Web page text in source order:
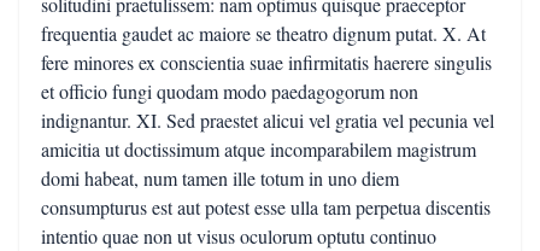
frequentia gaudet ac maiore se theatro dignum putat. X. At
fere minores ex conscientia suae infirmitatis haerere singulis
et officio fungi quodam modo paedagogorum non
indignantur. XI. Sed praestet alicui vel gratia vel pecunia vel
amicitia ut doctissimum atque incomparabilem magistrum
domi habeat, num tamen ille totum in uno diem
consumpturus est aut potest esse ulla tam perpetua discentis
intentio quae non ut visus oculorum optutu continuo